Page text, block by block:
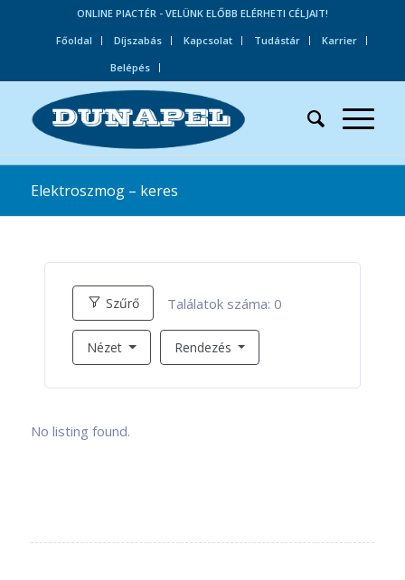
ONLINE PIACTÉR - VELÜNK ELŐBB ELÉRHETI CÉLJAIT!
Főoldal
Díjszabás Kapcsolat Tudástár
Karrier
Belépés
Elektroszmog – keres
Szűrő Találatok száma: 0
Nézet Rendezés
No listing found.